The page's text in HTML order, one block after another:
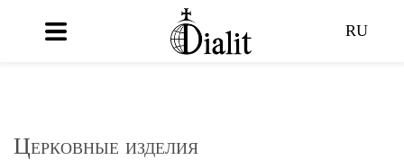
RU
Церковные изделия